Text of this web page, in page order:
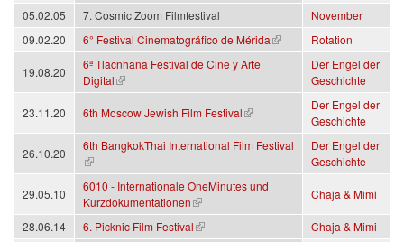
05.02.05
7. Cosmic Zoom Filmfestival
November
09.02.20
6° Festival Cinematográfico de Mérida
(Link ist extern) Rotation
19.08.20
6ª Tlacnhana Festival de Cine y Arte
Digital
(Link ist extern)
Der Engel der
Geschichte
23.11.20 6th Moscow Jewish Film Festival
(Link ist extern)
Der Engel der
Geschichte
26.10.20
6th BangkokThai International Film Festival
(Link ist extern)
Der Engel der
Geschichte
29.05.10
6010 - Internationale OneMinutes und
Kurzdokumentationen
(Link ist extern)
Chaja & Mimi
28.06.14 6. Picknic Film Festival
(Link ist extern) Chaja & Mimi